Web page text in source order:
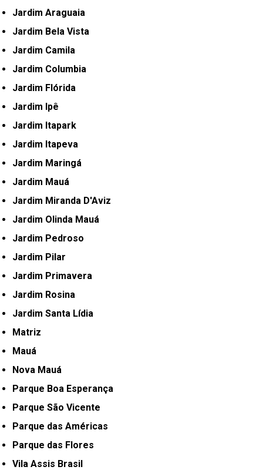
Jardim Araguaia
Jardim Bela Vista
Jardim Camila
Jardim Columbia
Jardim Flórida
Jardim Ipê
Jardim Itapark
Jardim Itapeva
Jardim Maringá
Jardim Mauá
Jardim Miranda D'Aviz
Jardim Olinda Mauá
Jardim Pedroso
Jardim Pilar
Jardim Primavera
Jardim Rosina
Jardim Santa Lídia
Matriz
Mauá
Nova Mauá
Parque Boa Esperança
Parque São Vicente
Parque das Américas
Parque das Flores
Vila Assis Brasil